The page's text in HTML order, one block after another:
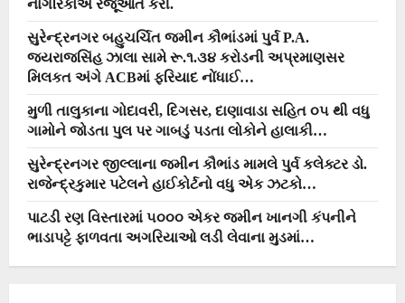
નાગરિકોએ રજૂઆત કરી.
સુરેન્દ્રનગર બહુચર્ચિત જમીન કૌભાંડમાં પુર્વ P.A.
જયરાજસિંહ ઝાલા સામે રૂ.૧.૩૪ કરોડની અપ્રમાણસર
મિલકત અંગે ACBમાં ફરિયાદ નોંધાઈ…
મુળી તાલુકાના ગોદાવરી, દિગસર, દાણાવાડા સહિત ૦૫ થી વધુ
ગામોને જોડતા પુલ પર ગાબડું પડતા લોકોને હાલાકી…
સુરેન્દ્રનગર જીલ્લાના જમીન કૌભાંડ મામલે પુર્વ કલેક્ટર ડો.
રાજેન્દ્રકુમાર પટેલને હાઈકોર્ટનો વધુ એક ઝટકો…
પાટડી રણ વિસ્તારમાં ૫૦૦૦ એકર જમીન ખાનગી કંપનીને
ભાડાપટ્ટે ફાળવતા અગરિયાઓ લડી લેવાના મુડમાં…